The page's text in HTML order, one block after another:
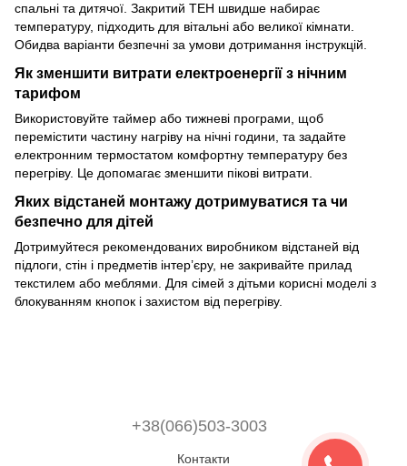
спальні та дитячої. Закритий ТЕН швидше набирає
температуру, підходить для вітальні або великої кімнати.
Обидва варіанти безпечні за умови дотримання інструкцій.
Як зменшити витрати електроенергії з нічним
тарифом
Використовуйте таймер або тижневі програми, щоб
перемістити частину нагріву на нічні години, та задайте
електронним термостатом комфортну температуру без
перегріву. Це допомагає зменшити пікові витрати.
Яких відстаней монтажу дотримуватися та чи
безпечно для дітей
Дотримуйтеся рекомендованих виробником відстаней від
підлоги, стін і предметів інтер’єру, не закривайте прилад
текстилем або меблями. Для сімей з дітьми корисні моделі з
блокуванням кнопок і захистом від перегріву.
+38(066)503-3003
Контакти